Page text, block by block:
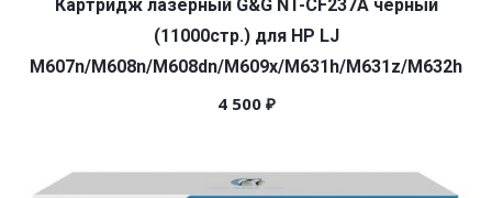
Картридж лазерный G&G NT-CF237A черный
(11000стр.) для HP LJ
M607n/M608n/M608dn/M609x/M631h/M631z/M632h
4 500 ₽